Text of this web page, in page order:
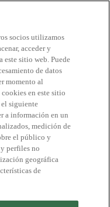
y certificamos las
socios utilizamos
acceder y
este sitio web. Puede
de datos
momento al
en este sitio
el siguiente
a información en un
medición de
el público y
perfiles no
geográfica
de